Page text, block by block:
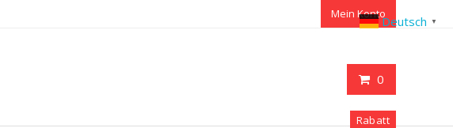
Mein Konto
0
Rabatt
Deutsch ▼